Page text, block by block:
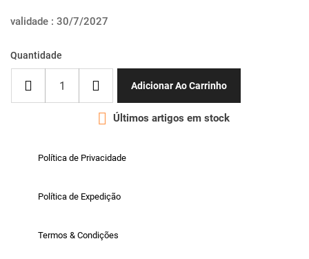
validade : 30/7/2027
Quantidade
Adicionar Ao Carrinho
 Últimos artigos em stock
Política de Privacidade
Política de Expedição
Termos & Condições